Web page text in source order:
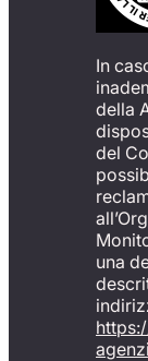
In
della
del
una